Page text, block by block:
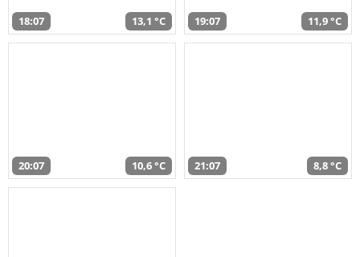
18:07 13,1 °C 19:07 11,9 °C
20:07 10,6 °C 21:07 8,8 °C